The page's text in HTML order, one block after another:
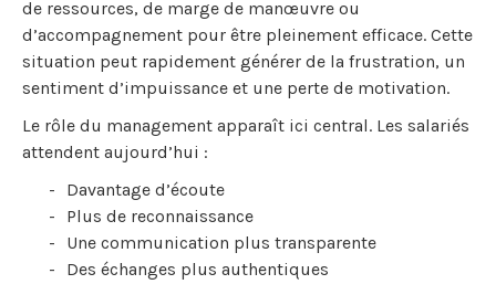
de ressources, de marge de manœuvre ou
d’accompagnement pour être pleinement efficace. Cette
situation peut rapidement générer de la frustration, un
sentiment d’impuissance et une perte de motivation.
Le rôle du management apparaît ici central. Les salariés
attendent aujourd’hui :
Davantage d’écoute
Plus de reconnaissance
Une communication plus transparente
Des échanges plus authentiques